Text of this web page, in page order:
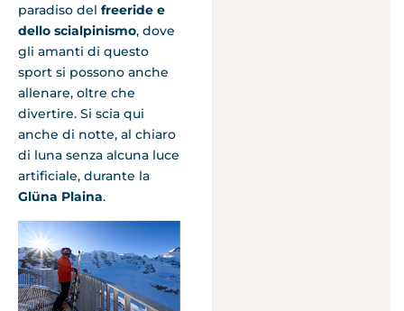
paradiso del freeride e
dello scialpinismo, dove
gli amanti di questo
sport si possono anche
allenare, oltre che
divertire. Si scia qui
anche di notte, al chiaro
di luna senza alcuna luce
artificiale, durante la
Glüna Plaina.